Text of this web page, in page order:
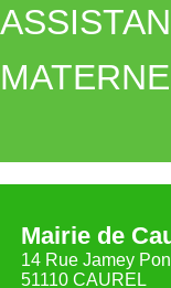
Mairie de
14 Rue Jamey
51110 CAUREL